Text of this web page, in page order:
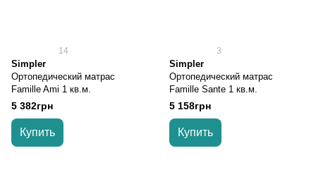
14
Simpler
Ортопедический матрас
Famille Ami 1 кв.м.
5 382грн
Купить
3
Simpler
Ортопедический матрас
Famille Sante 1 кв.м.
5 158грн
Купить